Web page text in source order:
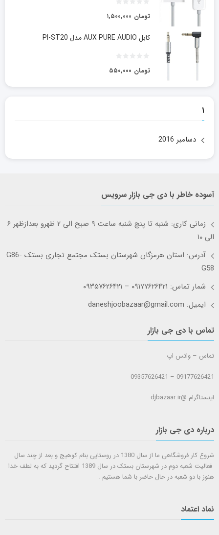
۱,۵۰۰,۰۰۰ تومان
کابل AUX PURE AUDIO مدل PI-ST20
۵۵۰,۰۰۰ تومان
۱
دسامبر 2016
آسوده خاطر با دی جی بازار سرویس
زمانی کاری: شنبه تا پنچ شنبه ساعت ۹ صبح الی ۲ ظهرو بعدازظهر ۶
الی ۱۰
آدرس: استان هرمزگان شهرستان بستک مجتمع تجاری بستک G86-
G58
شمار تماس: ۰۹۱۷۷۶۲۶۴۲۱ – ۰۹۳۵۷۶۲۶۴۲۱
ایمیل: daneshjoobazaar@gmail.com
تماس با دی جی بازار
تماس – واتس اپ
09177626421 – 09357626421
اینستاگرام @djbazaar.ir
درباره دی جی بازار
شروع کار فروشگاهی ما از سال 1380 در روستایی بنام کوهیج و بعد از چند سال
فعالیت شعبه دوم در شهرستان بستک در سال 1389 افتتاح گردید که به لطف خدا
هنوز با دو شعبه در حال حاضر با شما هستيم .
نماد اعتماد